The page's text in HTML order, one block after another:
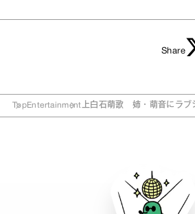
Share
TopEntertainment 上白石萌歌 姉・萌音にラブ